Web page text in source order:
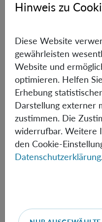
Experiment für zehn
Quantenspeicher
durch eine Zone
sich das Ziel-Qubit
Quantenpartikel mit dem
Labor wird der Partikel
entkoppelt. Durch die
Zustand des Qubits
Die Forscher können für
Hinweis zu
Diese Website
gewährleisten
Website und
optimieren. Helfen
Erhebung
Darstellung externer
zustimmen. Die
widerrufbar. Weitere
den Cookie-
Datenschutzerklärung.